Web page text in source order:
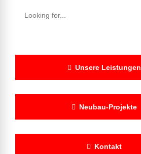
Unsere Leistungen
Neubau-Projekte
Kontakt